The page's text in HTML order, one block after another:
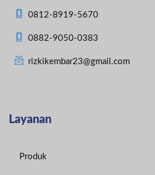
0812-8919-5670
0882-9050-0383
rizkikembar23@gmail.com
Layanan
Produk